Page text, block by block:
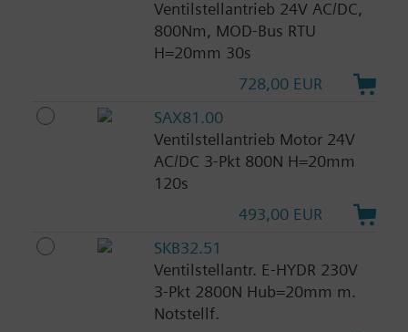
Ventilstellantrieb 24V AC/DC,
800Nm, MOD-Bus RTU
H=20mm 30s
728,00 EUR
SAX81.00
Ventilstellantrieb Motor 24V
AC/DC 3-Pkt 800N H=20mm
120s
493,00 EUR
SKB32.51
Ventilstellantr. E-HYDR 230V
3-Pkt 2800N Hub=20mm m.
Notstellf.